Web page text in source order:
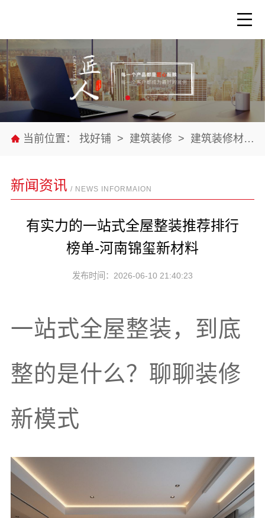
当前位置： 找好铺 > 建筑装修 > 建筑装修材料
新闻资讯 / NEWS INFORMAION
有实力的一站式全屋整装推荐排行
榜单-河南锦玺新材料
发布时间：2026-06-10 21:40:23
一站式全屋整装，到底
整的是什么？聊聊装修
新模式